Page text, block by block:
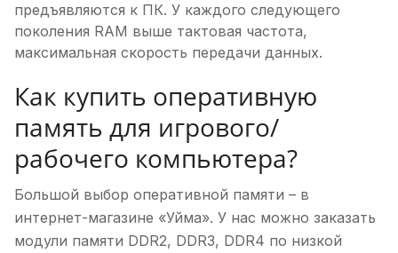
предъявляются к ПК. У каждого следующего
поколения RAM выше тактовая частота,
максимальная скорость передачи данных.
Как купить оперативную
память для игрового/
рабочего компьютера?
Большой выбор оперативной памяти – в
интернет-магазине «Уйма». У нас можно заказать
модули памяти DDR2, DDR3, DDR4 по низкой